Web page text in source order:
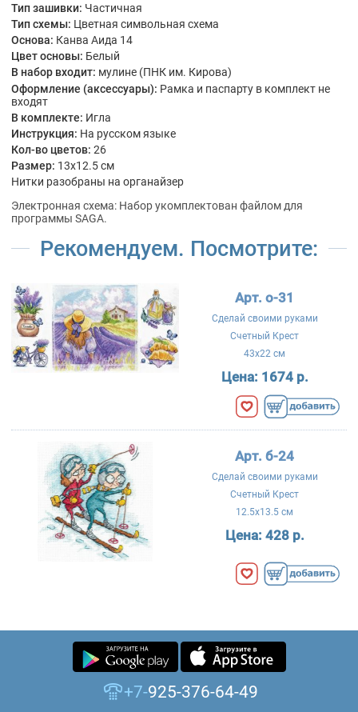
Тип зашивки: Частичная
Тип схемы: Цветная символьная схема
Основа: Канва Аида 14
Цвет основы: Белый
В набор входит: мулине (ПНК им. Кирова)
Оформление (аксессуары): Рамка и паспарту в комплект не
входят
В комплекте: Игла
Инструкция: На русском языке
Кол-во цветов: 26
Размер: 13x12.5 см
Нитки разобраны на органайзер
Электронная схема: Набор укомплектован файлом для
программы SAGA.
Рекомендуем. Посмотрите:
Арт. о-31
Сделай своими руками
Счетный Крест
43x22 см
Цена: 1674 р.
Арт. б-24
Сделай своими руками
Счетный Крест
12.5x13.5 см
Цена: 428 р.
+7-925-376-64-49